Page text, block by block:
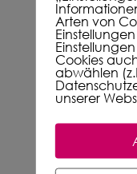
das, was man
klein eben. Rita
Slam zum
geöffnet. Wie
Chemie, nur
angesprochen
denken!
Arten von
Cookies
abwählen
unserer